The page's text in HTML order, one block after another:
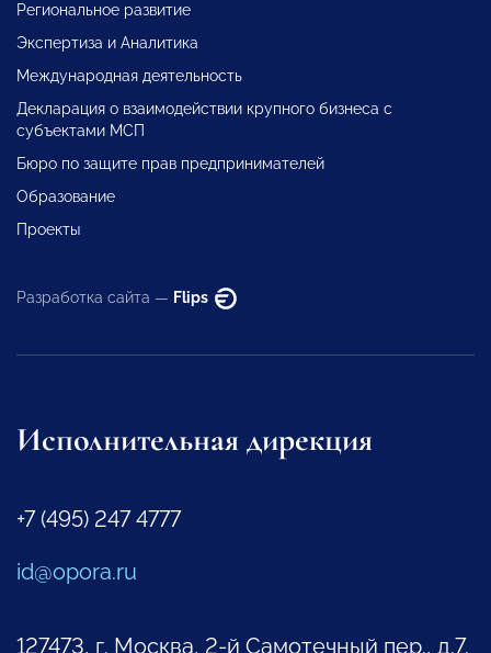
Региональное развитие
Экспертиза и Аналитика
Международная деятельность
Декларация о взаимодействии крупного бизнеса с
субъектами МСП
Бюро по защите прав предпринимателей
Образование
Проекты
Разработка сайта — Flips
Исполнительная дирекция
+7 (495) 247 4777
id@opora.ru
127473, г. Москва, 2-й Самотечный пер., д.7.